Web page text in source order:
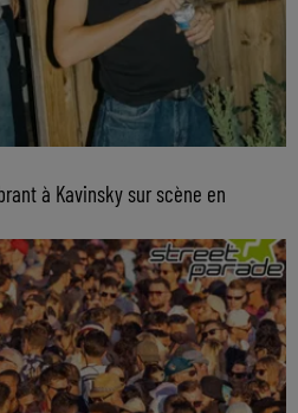
à Kavinsky sur scène en